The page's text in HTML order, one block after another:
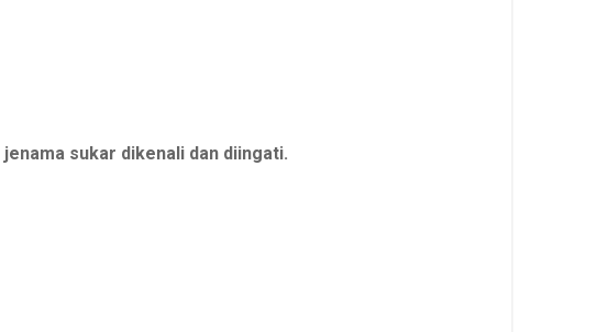
jenama sukar dikenali dan diingati.